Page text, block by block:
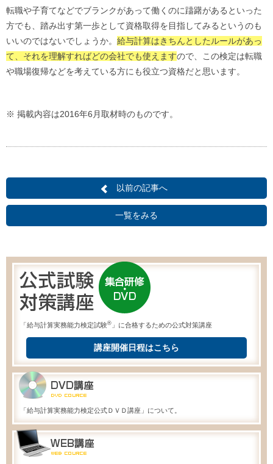
転職や子育てなどでブランクがあって働くのに躊躇があるといった
方でも、踏み出す第一歩として資格取得を目指してみるというのも
いいのではないでしょうか。 給与計算はきちんとしたルールがあっ
て、それを理解すればどの会社でも使えますので、この検定は転職
や職場復帰などを考えている方にも役立つ資格だと思います。
※ 掲載内容は2016年6月取材時のものです。
以前の記事へ
一覧をみる
「給与計算実務能力検定試験® 」に合格するための公式対策講座
講座開催日程はこちら
「給与計算実務能力検定公式ＤＶＤ講座」について。